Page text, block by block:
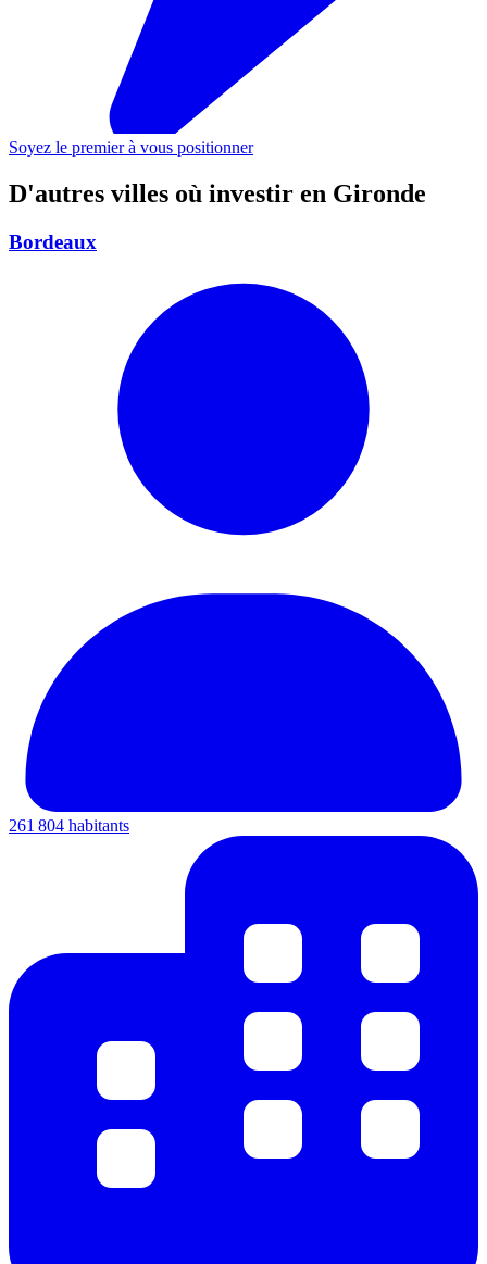
Soyez le premier à vous positionner
D'autres villes où investir en Gironde
Bordeaux
261 804 habitants